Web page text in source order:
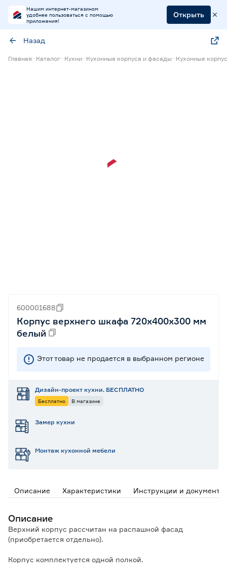
Нашим интернет-магазином
удобнее пользоваться с помощью
приложения!
Открыть
Назад
Главная Каталог Кухни Кухонные корпуса и фасады Кухонные
600001688
Корпус верхнего шкафа 720х400х300 мм
белый
Этот товар не продается в выбранном регионе
Дизайн-проект кухни. БЕСПЛАТНО
Бесплатно В магазине
Замер кухни
Монтаж кухонной мебели
Описание Характеристики Инструкции и документы
Описание
Верхний корпус рассчитан на распашной фасад
(приобретается отдельно).
Корпус комплектуется одной полкой.